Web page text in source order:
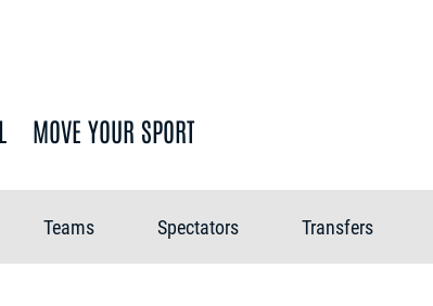
MOVE YOUR SPORT
Teams Spectators Transfers